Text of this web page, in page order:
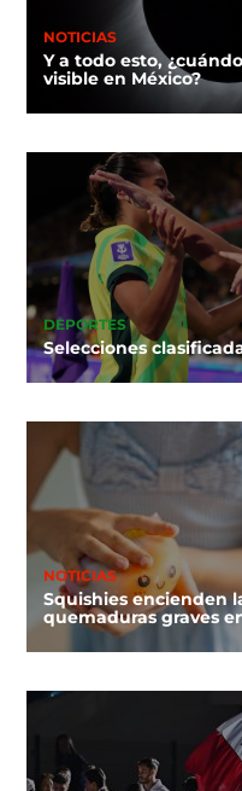
NOTICIAS
Y a todo esto,
visible en México?
DEPORTES
Selecciones
NOTICIAS
Squishies encienden
quemaduras graves